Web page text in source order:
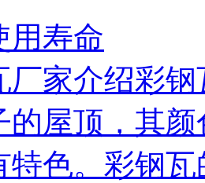
用寿命
厂家介绍彩
的屋顶，其
特色。彩钢